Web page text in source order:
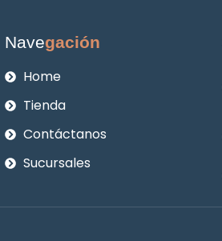
Navegación
Home
Tienda
Contáctanos
Sucursales